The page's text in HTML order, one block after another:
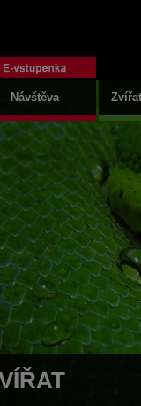
Návštěva